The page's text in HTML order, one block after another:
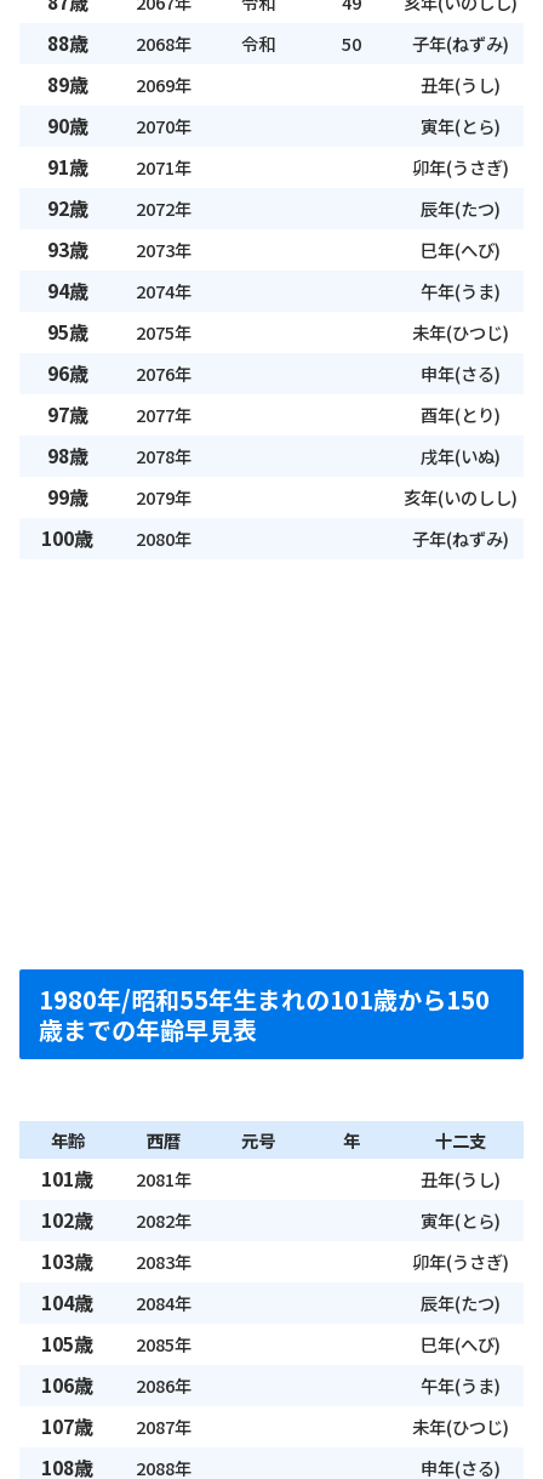
88歳 2068年 令和 50 子年(ねずみ)
89歳 2069年 丑年(うし)
90歳 2070年 寅年(とら)
91歳 2071年 卯年(うさぎ)
92歳 2072年 辰年(たつ)
93歳 2073年 巳年(へび)
94歳 2074年 午年(うま)
95歳 2075年 未年(ひつじ)
96歳 2076年 申年(さる)
97歳 2077年 酉年(とり)
98歳 2078年 戌年(いぬ)
99歳 2079年 亥年(いのしし)
100歳 2080年 子年(ねずみ)
1980年/昭和55年生まれの101歳から150
歳までの年齢早見表
年齢 西暦 元号 年 十二支
101歳 2081年 丑年(うし)
102歳 2082年 寅年(とら)
103歳 2083年 卯年(うさぎ)
104歳 2084年 辰年(たつ)
105歳 2085年 巳年(へび)
106歳 2086年 午年(うま)
107歳 2087年 未年(ひつじ)
108歳 2088年 申年(さる)